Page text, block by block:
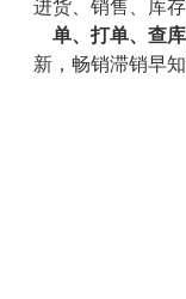
进货、销售、库
单、打单、查
新，畅销滞销早